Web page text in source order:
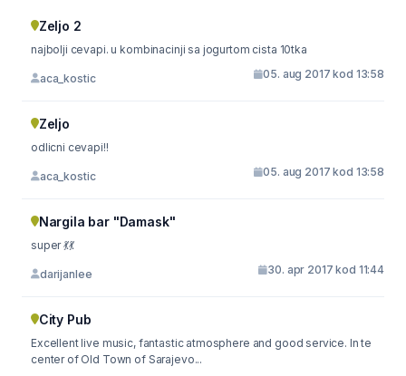
Zeljo 2
najbolji cevapi. u kombinacinji sa jogurtom cista 10tka
aca_kostic 05. aug 2017 kod 13:58
Zeljo
odlicni cevapi!!
aca_kostic 05. aug 2017 kod 13:58
Nargila bar "Damask"
super 💃💃
darijanlee 30. apr 2017 kod 11:44
City Pub
Excellent live music, fantastic atmosphere and good service. In te
center of Old Town of Sarajevo...